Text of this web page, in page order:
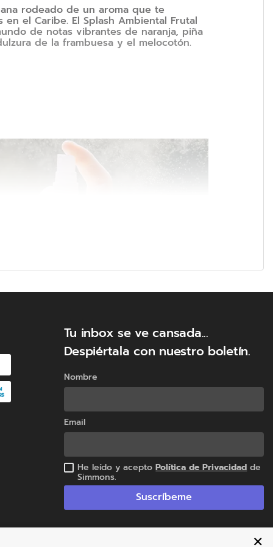
✕
rodeado de un aroma que te
el Caribe. El Splash Ambiental Frutal
de notas vibrantes de naranja, piña
de la frambuesa y el melocotón.
Tu inbox se ve cansada...
Despiértala con nuestro boletín.
Nombre
Email
He leído y aceptoPolítica de Privacidad de
Simmons.
Suscríbeme